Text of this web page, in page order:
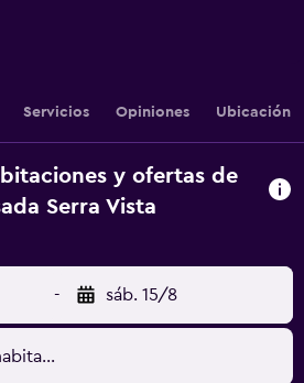
Servicios Opiniones Ubicación
y ofertas de
Serra Vista
- sáb. 15/8